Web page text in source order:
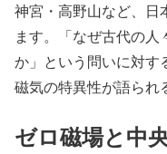
神宮・高野山など、日
ます。「なぜ古代の
か」という問いに対す
磁気の特異性が語られ
ゼロ磁場と中